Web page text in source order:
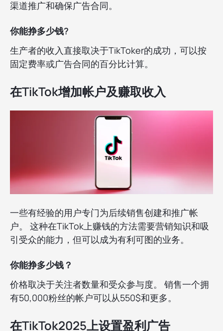
渠道推广和确保广告合同。
你能挣多少钱?
生产者的收入直接取决于TikToker的成功，可以按
固定费率或广告合同的百分比计算。
在TikTok增加帐户及赚取收入
一些有经验的用户专门为后续销售创建和推广帐
户。 这种在TikTok上赚钱的方法需要营销知识和吸
引受众的能力，但可以成为有利可图的业务。
你能挣多少钱？
价格取决于关注者数量和受众参与度。 销售一个拥
有50,000粉丝的帐户可以从550$和更多。
在TikTok2025上设置盈利广告